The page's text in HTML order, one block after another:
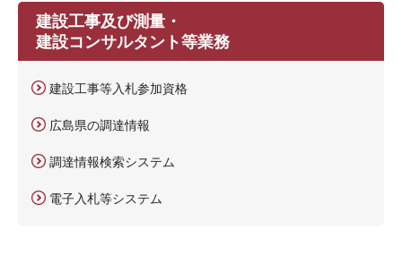
建設工事及び測量・
建設コンサルタント等業務
建設工事等入札参加資格
広島県の調達情報
調達情報検索システム
電子入札等システム